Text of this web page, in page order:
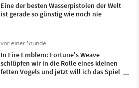
Eine der besten Wasserpistolen der Welt
ist gerade so günstig wie noch nie
vor einer Stunde
In Fire Emblem: Fortune's Weave
schlüpfen wir in die Rolle eines kleinen
fetten Vogels und jetzt will ich das Spiel